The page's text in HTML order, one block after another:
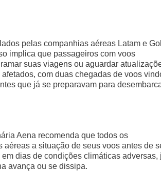
pelas companhias aéreas Latam e
implica que passageiros com voos
suas viagens ou aguardar
com duas chegadas de voos
que já se preparavam para
Aena recomenda que todos os
a situação de seus voos antes de
dias de condições climáticas adversas,
avança ou se dissipa.